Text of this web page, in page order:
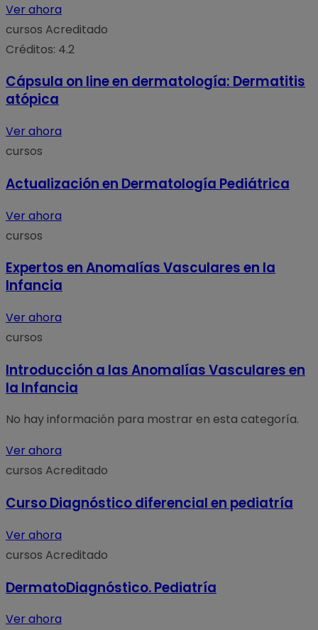
Ver ahora
cursos Acreditado
Créditos: 4.2
Cápsula on line en dermatología: Dermatitis
atópica
Ver ahora
cursos
Actualización en Dermatología Pediátrica
Ver ahora
cursos
Expertos en Anomalías Vasculares en la
Infancia
Ver ahora
cursos
Introducción a las Anomalías Vasculares en
la Infancia
No hay información para mostrar en esta categoría.
Ver ahora
cursos Acreditado
Curso Diagnóstico diferencial en pediatría
Ver ahora
cursos Acreditado
DermatoDiagnóstico. Pediatría
Ver ahora